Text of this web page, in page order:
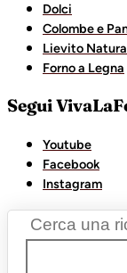
Dolci
Colombe e
Lievito
Forno a Legna
Segui
Youtube
Facebook
Instagram
Search
...